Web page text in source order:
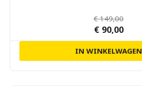
€ 149,00
€ 90,00
IN WINKELWAGEN